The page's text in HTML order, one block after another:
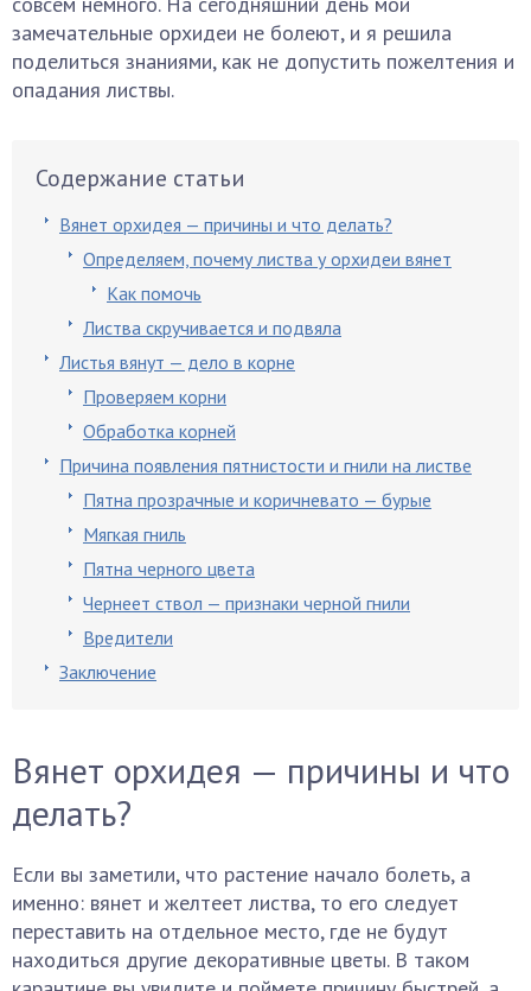
замечательные орхидеи не болеют, и я решила
поделиться знаниями, как не допустить пожелтения и
опадания листвы.
Содержание статьи
Вянет орхидея — причины и что делать?
Определяем, почему листва у орхидеи вянет
Как помочь
Листва скручивается и подвяла
Листья вянут — дело в корне
Проверяем корни
Обработка корней
Причина появления пятнистости и гнили на листве
Пятна прозрачные и коричневато — бурые
Мягкая гниль
Пятна черного цвета
Чернеет ствол — признаки черной гнили
Вредители
Заключение
Вянет орхидея — причины и что
делать?
Если вы заметили, что растение начало болеть, а
именно: вянет и желтеет листва, то его следует
переставить на отдельное место, где не будут
находиться другие декоративные цветы. В таком